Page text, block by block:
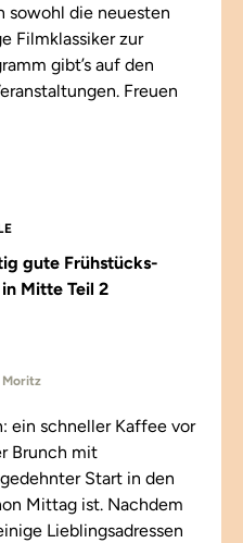
sowohl die neuesten
Filmklassiker zur
gibt’s auf den
Freuen
gute Frühstücks-
Mitte Teil 2
Moritz
ein schneller Kaffee vor
Brunch mit
Start in den
Mittag ist. Nachdem
Lieblingsadressen